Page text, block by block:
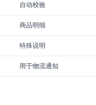
自动校验
商品明细
特殊说明
用于物流通知